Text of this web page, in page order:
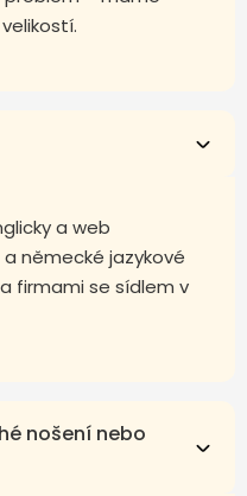
a web
německé jazykové
firmami se sídlem v
nošení nebo